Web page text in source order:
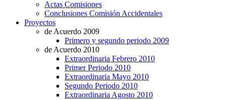
Actas Comisiones
Conclusiones Comisión Accidentales
Proyectos
de Acuerdo 2009
Primero y segundo periodo 2009
de Acuerdo 2010
Extraordinaria Febrero 2010
Primer Periodo 2010
Extraordinaria Mayo 2010
Segundo Periodo 2010
Extraordinaria Agosto 2010